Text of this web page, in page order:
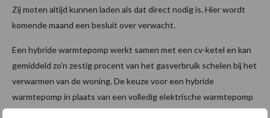
Zij moten altijd kunnen laden als dat direct nodig is. Hier wordt
komende maand een besluit over verwacht.
Een hybride warmtepomp werkt samen met een cv-ketel en kan
gemiddeld zo’n zestig procent van het gasverbruik schelen bij het
verwarmen van de woning. De keuze voor een hybride
warmtepomp in plaats van een volledig elektrische warmtepomp